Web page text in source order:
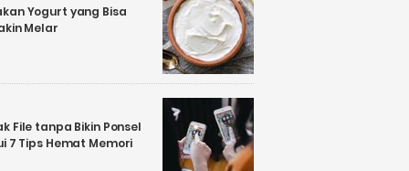
Yogurt yang Bisa
Melar
File tanpa Bikin Ponsel
7 Tips Hemat Memori